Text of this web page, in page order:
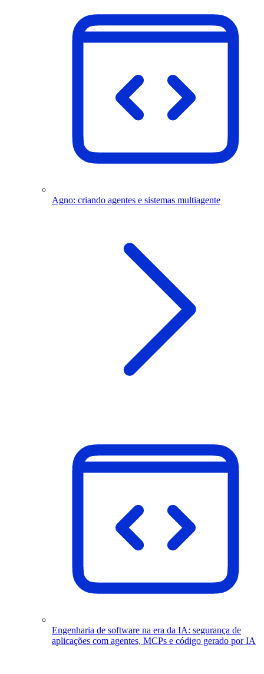
Agno: criando agentes e sistemas multiagente
Engenharia de software na era da IA: segurança de
aplicações com agentes, MCPs e código gerado por IA